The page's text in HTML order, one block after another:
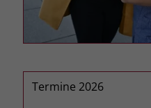
Termine 2026